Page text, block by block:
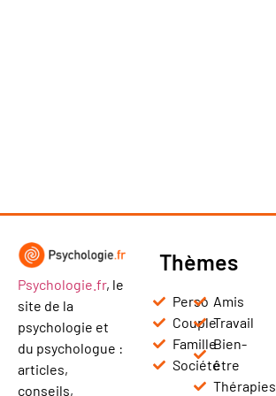
Psychologie.fr, le
site de la
psychologie et
du psychologue :
articles,
conseils,
Thèmes
Perso
Couple
Famille
Société
Amis
Travail
Bien-
être
Thérapies